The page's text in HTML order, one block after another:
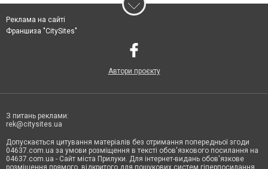
Реклама на сайті
Франшиза "CitySites"
Автори проєкту
З питань реклами:
rek@citysites.ua
Допускається цитування матеріалів без отримання попередньої згоди
04637.com.ua за умови розміщення в тексті обов'язкового посилання на
04637.com.ua - Сайт міста Прилуки. Для інтернет-видань обов'язкове
розміщення прямого, відкритого для пошукових систем гіперпосилання